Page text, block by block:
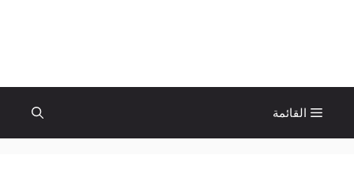
القائمة